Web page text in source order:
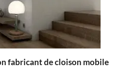
fabricant de cloison mobile